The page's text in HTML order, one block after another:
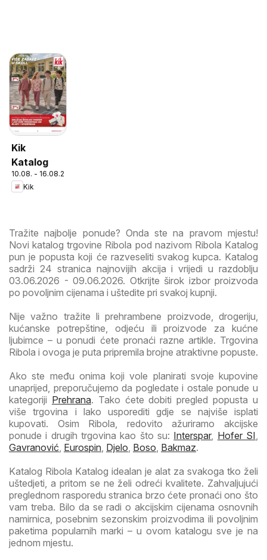
Kik
Katalog
10.08. - 16.08.2026
Kik
Tražite najbolje ponude? Onda ste na pravom mjestu!
Novi katalog trgovine Ribola pod nazivom Ribola Katalog
pun je popusta koji će razveseliti svakog kupca. Katalog
sadrži 24 stranica najnovijih akcija i vrijedi u razdoblju
03.06.2026 - 09.06.2026. Otkrijte širok izbor proizvoda
po povoljnim cijenama i uštedite pri svakoj kupnji.
Nije važno tražite li prehrambene proizvode, drogeriju,
kućanske potrepštine, odjeću ili proizvode za kućne
ljubimce – u ponudi ćete pronaći razne artikle. Trgovina
Ribola i ovoga je puta pripremila brojne atraktivne popuste.
Ako ste među onima koji vole planirati svoje kupovine
unaprijed, preporučujemo da pogledate i ostale ponude u
kategoriji Prehrana. Tako ćete dobiti pregled popusta u
više trgovina i lako usporediti gdje se najviše isplati
kupovati. Osim Ribola, redovito ažuriramo akcijske
ponude i drugih trgovina kao što su: Interspar, Hofer SI,
Gavranović, Eurospin, Djelo, Boso, Bakmaz.
Katalog Ribola Katalog idealan je alat za svakoga tko želi
uštedjeti, a pritom se ne želi odreći kvalitete. Zahvaljujući
preglednom rasporedu stranica brzo ćete pronaći ono što
vam treba. Bilo da se radi o akcijskim cijenama osnovnih
namirnica, posebnim sezonskim proizvodima ili povoljnim
paketima popularnih marki – u ovom katalogu sve je na
jednom mjestu.